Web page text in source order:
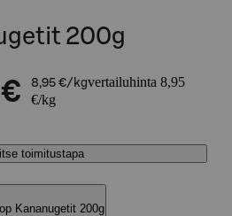
200g
8,95 €/kgvertailuhinta 8,95
€/kg
toimitustapa
Kananugetit 200g